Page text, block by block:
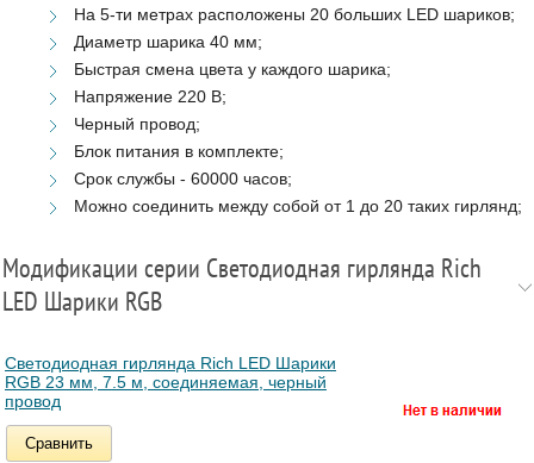
На 5-ти метрах расположены 20 больших LED шариков;
Диаметр шарика 40 мм;
Быстрая смена цвета у каждого шарика;
Напряжение 220 В;
Черный провод;
Блок питания в комплекте;
Срок службы - 60000 часов;
Можно соединить между собой от 1 до 20 таких гирлянд;
Модификации серии Светодиодная гирлянда Rich
LED Шарики RGB
Светодиодная гирлянда Rich LED Шарики
RGB 23 мм, 7.5 м, соединяемая, черный
провод
Сравнить